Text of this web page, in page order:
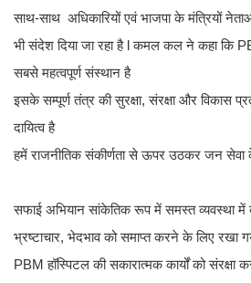
साथ-साथ अधिकारियों एवं भाजपा के मंत्रियों
भी संदेश दिया जा रहा है l कमल कल ने कहा कि
सबसे महत्वपूर्ण संस्थान है
इसके सम्पूर्ण तंत्र की सुरक्षा, संरक्षा और विकास
दायित्व है
हमें राजनीतिक संकीर्णता से ऊपर उठकर जन सेवा
सफाई अभियान सांकेतिक रूप में समस्त व्यवस्था में
भ्रष्टाचार, भेदभाव को समाप्त करने के लिए रखा
PBM हॉस्पिटल की सकारात्मक कार्यों को संरक्षा